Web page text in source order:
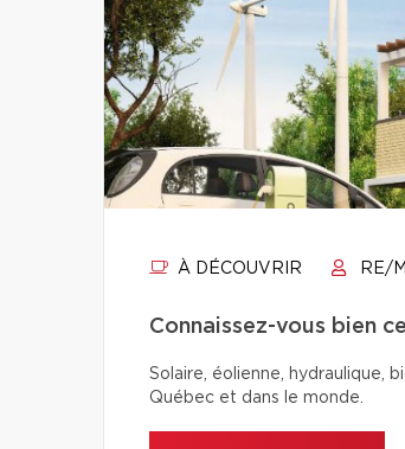
À DÉCOUVRIR RE/
Connaissez-vous bien
Solaire, éolienne, hydraulique,
Québec et dans le monde.